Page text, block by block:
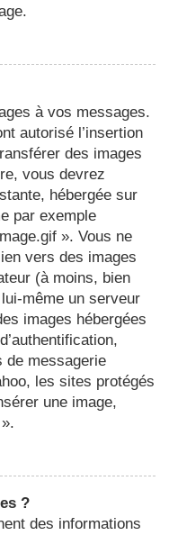
à vos messages.
autorisé l’insertion
des images
vous devrez
hébergée sur
par exemple
». Vous ne
vers des images
(à moins, bien
même un serveur
images hébergées
de messagerie
les sites protégés
une image,
?
des informations